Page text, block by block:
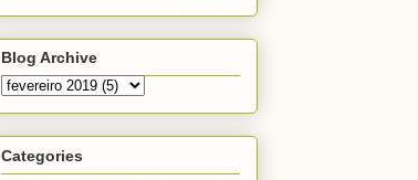
Blog Archive
Categories